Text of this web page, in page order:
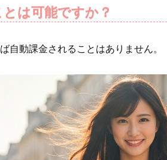
は可能ですか？
自動課金されることはありません。